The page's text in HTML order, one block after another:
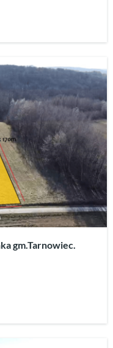
gm.Tarnowiec.